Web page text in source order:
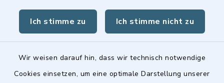
Ich stimme zu Ich stimme nicht zu
Wir weisen darauf hin, dass wir technisch notwendige
Cookies einsetzen, um eine optimale Darstellung unserer
Kontakt